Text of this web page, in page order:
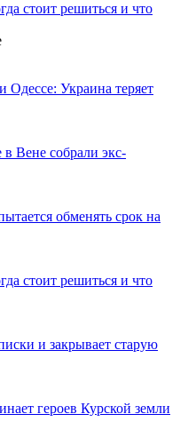
стоит решиться и что
Украина теряет
Вене собрали экс-
обменять срок на
стоит решиться и что
и закрывает старую
героев Курской земли